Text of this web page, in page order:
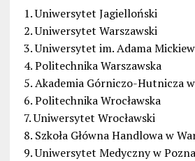
1. Uniwersytet Jagielloński
2. Uniwersytet Warszawski
3. Uniwersytet im. Adama
4. Politechnika Warszawska
5. Akademia Górniczo-Hutnicza
6. Politechnika Wrocławska
7. Uniwersytet Wrocławski
8. Szkoła Główna Handlowa w
9. Uniwersytet Medyczny w